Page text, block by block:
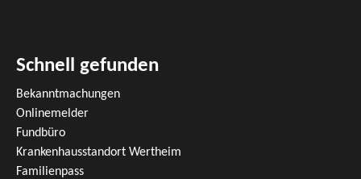
Schnell gefunden
Bekanntmachungen
Onlinemelder
Fundbüro
Krankenhausstandort Wertheim
Familienpass